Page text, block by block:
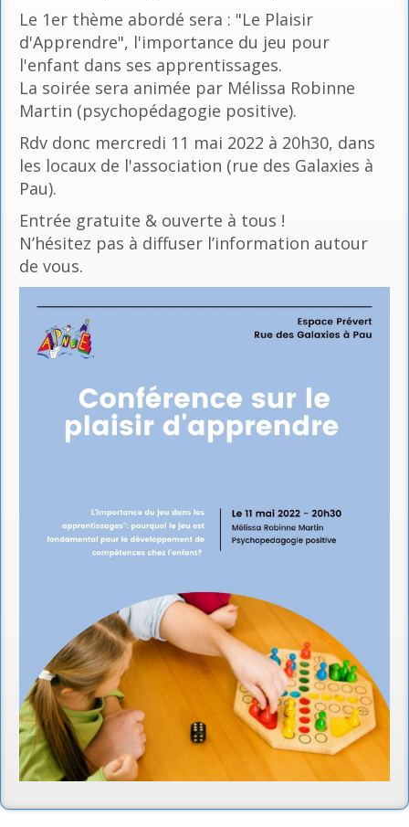
Le 1er thème abordé sera : "Le Plaisir
d'Apprendre", l'importance du jeu pour
l'enfant dans ses apprentissages.
La soirée sera animée par Mélissa Robinne
Martin (psychopédagogie positive).
Rdv donc mercredi 11 mai 2022 à 20h30, dans
les locaux de l'association (rue des Galaxies à
Pau).
Entrée gratuite & ouverte à tous !
N’hésitez pas à diffuser l’information autour
de vous.